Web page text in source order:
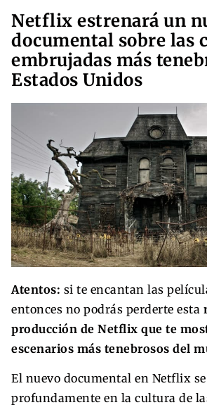
Netflix estrenará un
documental sobre las
embrujadas más
Estados Unidos
Atentos: si te encantan las
entonces no podrás perderte esta
producción de Netflix que te
escenarios más tenebrosos del
El nuevo documental en Netflix
profundamente en la cultura de